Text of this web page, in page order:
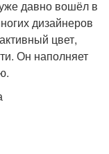
давно вошёл в
дизайнеров
цвет,
Он наполняет